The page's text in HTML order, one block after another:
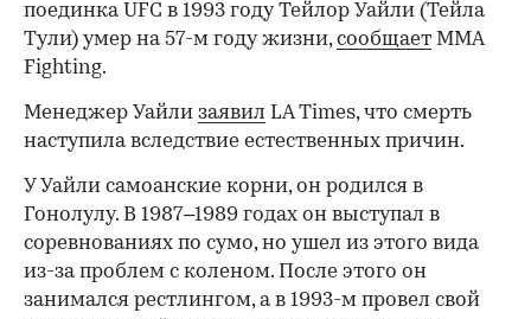
поединка UFC в 1993 году Тейлор Уайли (Тейла
Тули) умер на 57-м году жизни,сообщает MMA
Fighting.
Менеджер Уайли заявил LA Times, что смерть
наступила вследствие естественных причин.
У Уайли самоанские корни, он родился в
Гонолулу. В 1987–1989 годах он выступал в
соревнованиях по сумо, но ушел из этого вида
из-за проблем с коленом. После этого он
занимался рестлингом, а в 1993-м провел свой